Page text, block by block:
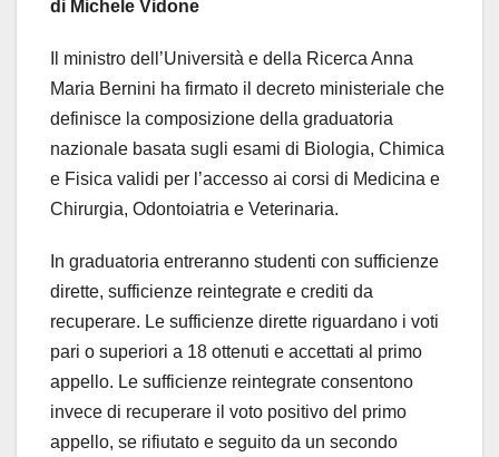
di Michele Vidone
Il ministro dell’Università e della Ricerca Anna
Maria Bernini ha firmato il decreto ministeriale che
definisce la composizione della graduatoria
nazionale basata sugli esami di Biologia, Chimica
e Fisica validi per l’accesso ai corsi di Medicina e
Chirurgia, Odontoiatria e Veterinaria.
In graduatoria entreranno studenti con sufficienze
dirette, sufficienze reintegrate e crediti da
recuperare. Le sufficienze dirette riguardano i voti
pari o superiori a 18 ottenuti e accettati al primo
appello. Le sufficienze reintegrate consentono
invece di recuperare il voto positivo del primo
appello, se rifiutato e seguito da un secondo